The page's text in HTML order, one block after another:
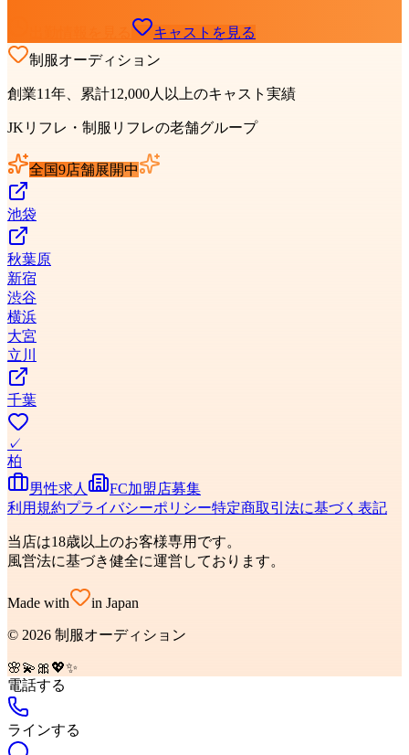
キャストを見る
制服オーディション
創業11年、累計12,000人以上のキャスト実績
JKリフレ・制服リフレの老舗グループ
全国9店舗展開中
池袋
秋葉原
新宿
渋谷
横浜
大宮
立川
千葉
✓
柏
男性求人
FC加盟店募集
利用規約プライバシーポリシー特定商取引法に基づく表記
当店は18歳以上のお客様専用です。
風営法に基づき健全に運営しております。
Made with in Japan
© 2026 制服オーディション
🌸💫 🎀 💖✨
電話する
ラインする